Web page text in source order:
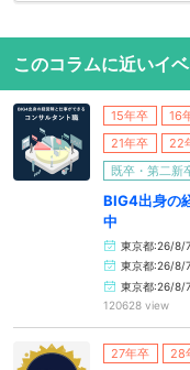
このコラムに近いイ
15年卒 16
21年卒
22
既卒・第二新
BIG4出身の
中
東京都:26/8/
東京都:26/8/
東京都:26/8/
120628 view
27年卒 28